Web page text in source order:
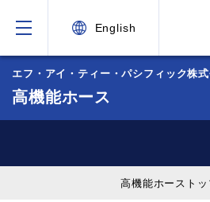
English
エフ・アイ・ティー・パシフィック株
高機能ホース
高機能ホースト